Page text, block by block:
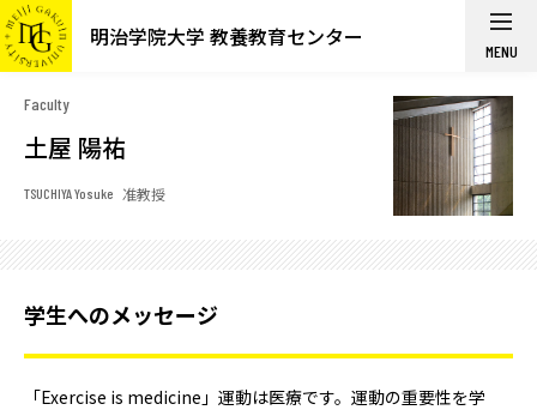
明治学院大学 教養教育センター MENU
Faculty
土屋 陽祐
TSUCHIYA Yosuke 准教授
学生へのメッセージ
「Exercise is medicine」運動は医療です。運動の重要性を学